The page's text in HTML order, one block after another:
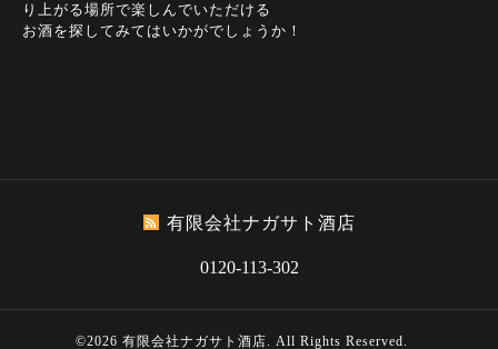
り上がる場所で楽しんでいただける
お酒を探してみてはいかがでしょうか！
有限会社ナガサト酒店
0120-113-302
©2026 有限会社ナガサト酒店. All Rights Reserved.